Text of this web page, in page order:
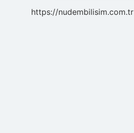
https://nudembilisim.com.tr